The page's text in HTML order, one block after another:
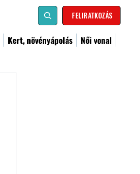
FELIRATKOZÁS
Kert, növényápolás
Női vonal